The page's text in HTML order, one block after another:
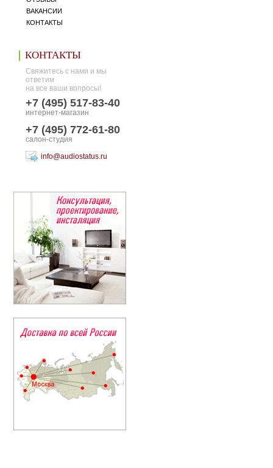
ВАКАНСИИ
КОНТАКТЫ
КОНТАКТЫ
Свяжитесь с нами и мы
ответим
на все ваши вопросы!
+7 (495) 517-83-40
интернет-магазин
+7 (495) 772-61-80
салон-студия
info@audiostatus.ru